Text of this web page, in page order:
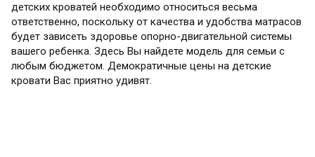
детских кроватей необходимо относиться весьма
ответственно, поскольку от качества и удобства матрасов
будет зависеть здоровье опорно-двигательной системы
вашего ребенка. Здесь Вы найдете модель для семьи с
любым бюджетом. Демократичные цены на детские
кровати Вас приятно удивят.